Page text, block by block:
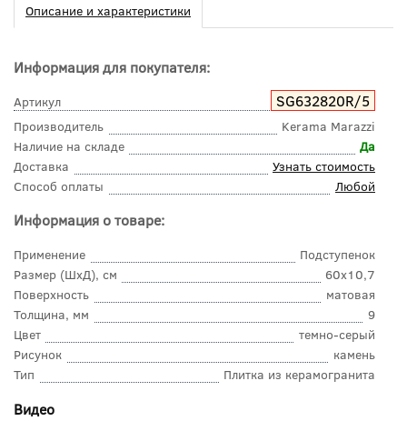
Описание и характеристики
Информация для покупателя:
Артикул SG632820R/5
Производитель
Kerama Marazzi
Наличие на складе
Да
Доставка
Узнать стоимость
Способ оплаты
Любой
Информация о товаре:
Применение
Подступенок
Размер (ШхД), см
60x10,7
Поверхность
матовая
Толщина, мм
9
Цвет
темно-серый
Рисунок
камень
Тип
Плитка из керамогранита
Видео